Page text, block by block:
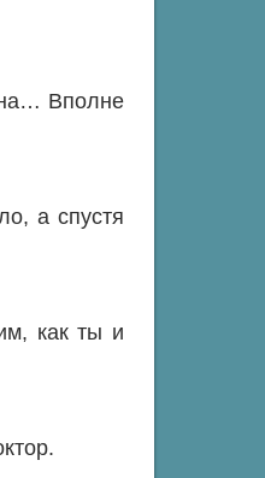
Вполне
а спустя
как ты и